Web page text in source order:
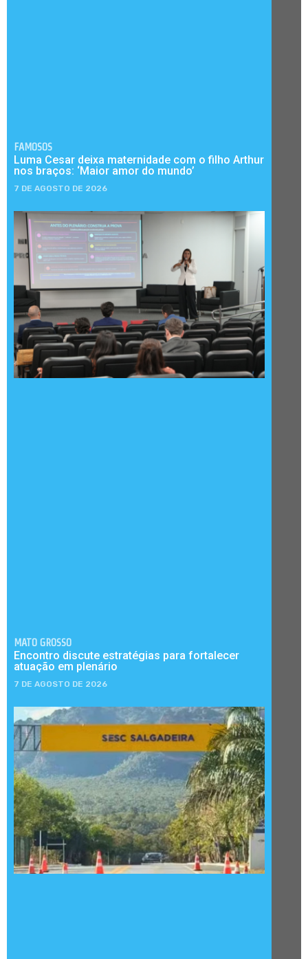
FAMOSOS
Luma Cesar deixa maternidade com o filho Arthur
nos braços: ‘Maior amor do mundo’
7 DE AGOSTO DE 2026
MATO GROSSO
Encontro discute estratégias para fortalecer
atuação em plenário
7 DE AGOSTO DE 2026